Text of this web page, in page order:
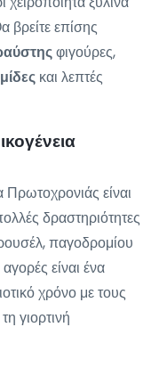
βρείτε επίσης
φιγούρες,
και λεπτές
Πρωτοχρονιάς είναι
δραστηριότητες
παγοδρομίου
είναι ένα
χρόνο με τους
γιορτινή